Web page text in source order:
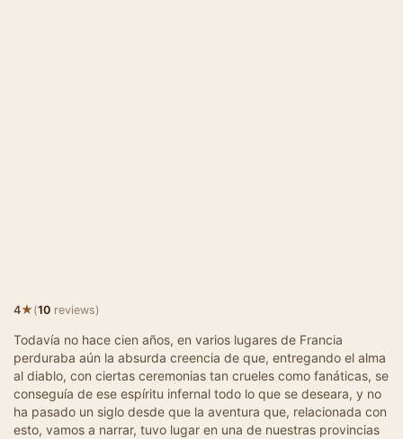
4★(10 reviews)
Todavía no hace cien años, en varios lugares de Francia
perduraba aún la absurda creencia de que, entregando el alma
al diablo, con ciertas ceremonias tan crueles como fanáticas, se
conseguía de ese espíritu infernal todo lo que se deseara, y no
ha pasado un siglo desde que la aventura que, relacionada con
esto, vamos a narrar, tuvo lugar en una de nuestras provincias